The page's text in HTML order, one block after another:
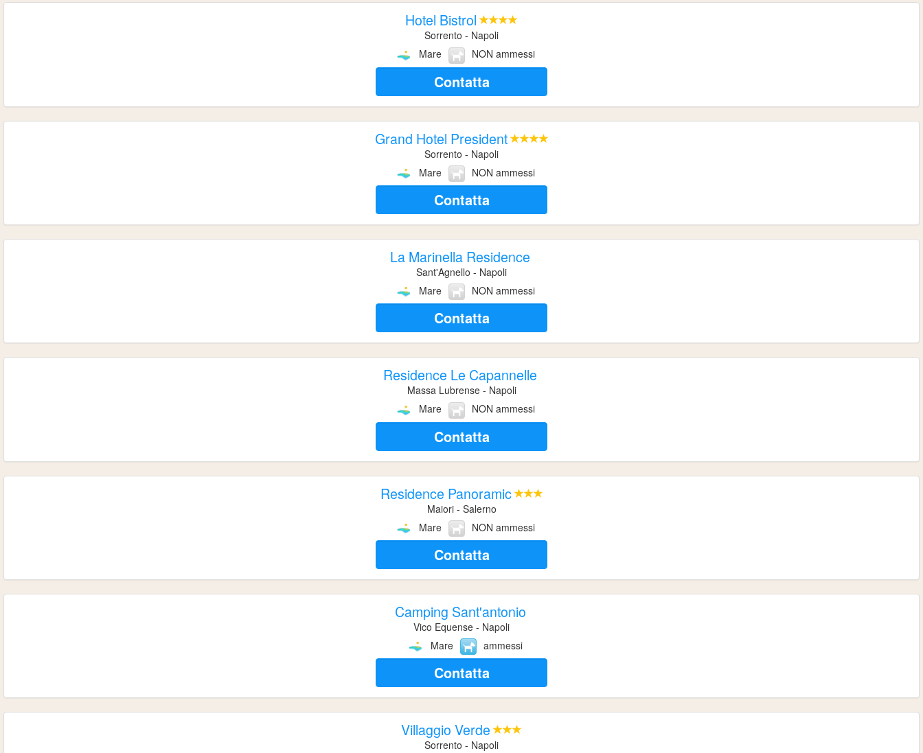
Hotel Bistrol
Sorrento - Napoli
Mare
NON ammessi
Contatta
Grand Hotel President
Sorrento - Napoli
Mare
NON ammessi
Contatta
La Marinella Residence
Sant'Agnello - Napoli
Mare
NON ammessi
Contatta
Residence Le Capannelle
Massa Lubrense - Napoli
Mare
NON ammessi
Contatta
Residence Panoramic
Maiori - Salerno
Mare
NON ammessi
Contatta
Camping Sant'antonio
Vico Equense - Napoli
Mare
ammessi
Contatta
Villaggio Verde
Sorrento - Napoli